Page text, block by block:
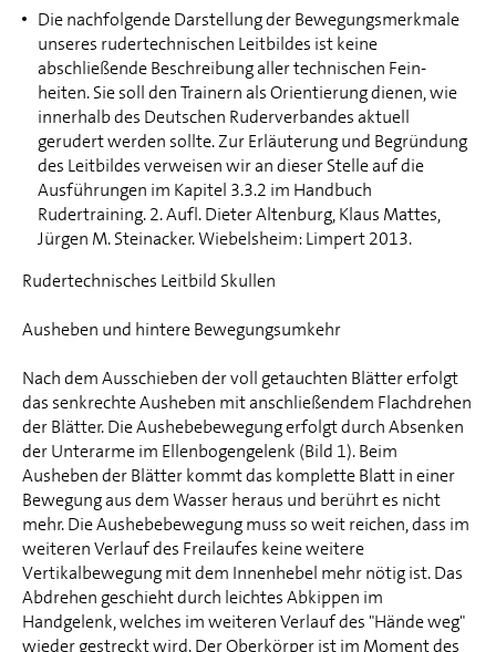
Die nachfolgende Darstellung der Bewegungsmerkmale
unseres rudertechnischen Leitbildes ist keine
abschließende Beschreibung aller technischen Fein-
heiten. Sie soll den Trainern als Orientierung dienen, wie
innerhalb des Deutschen Ruderverbandes aktuell
gerudert werden sollte. Zur Erläuterung und Begründung
des Leitbildes verweisen wir an dieser Stelle auf die
Ausführungen im Kapitel 3.3.2 im Handbuch
Rudertraining. 2. Aufl. Dieter Altenburg, Klaus Mattes,
Jürgen M. Steinacker. Wiebelsheim: Limpert 2013.
Rudertechnisches Leitbild Skullen
Ausheben und hintere Bewegungsumkehr
Nach dem Ausschieben der voll getauchten Blätter erfolgt
das senkrechte Ausheben mit anschließendem Flachdrehen
der Blätter. Die Aushebebewegung erfolgt durch Absenken
der Unterarme im Ellenbogengelenk (Bild 1). Beim
Ausheben der Blätter kommt das komplette Blatt in einer
Bewegung aus dem Wasser heraus und berührt es nicht
mehr. Die Aushebebewegung muss so weit reichen, dass im
weiteren Verlauf des Freilaufes keine weitere
Vertikalbewegung mit dem Innenhebel mehr nötig ist. Das
Abdrehen geschieht durch leichtes Abkippen im
Handgelenk, welches im weiteren Verlauf des "Hände weg"
wieder gestreckt wird. Der Oberkörper ist im Moment des